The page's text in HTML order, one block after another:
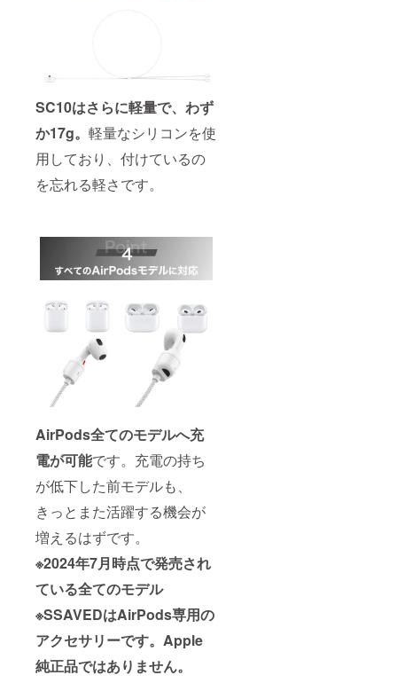
SC10はさらに軽量で、 わず
か17g。 軽量なシリコンを使
用しており、付けているの
を忘れる軽さです。
AirPods全てのモデルへ充
電が可能です。充電の持ち
が低下した前モデルも、
きっとまた活躍する機会が
増えるはずです。
※2024年7月時点で発売され
ている全てのモデル
※SSAVEDはAirPods専用の
アクセサリーです。Apple
純正品ではありません。